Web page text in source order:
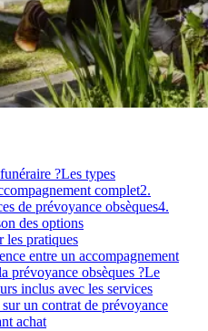
?Les types
complet2.
de prévoyance obsèques4.
des options
les pratiques
entre un accompagnement
prévoyance obsèques ?Le
inclus avec les services
un contrat de prévoyance
achat